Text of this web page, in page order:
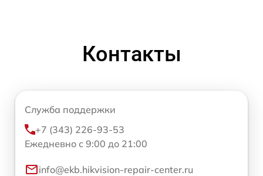
Контакты
Служба поддержки
+7 (343) 226-93-53
Ежедневно с 9:00 до 21:00
info@ekb.hikvision-repair-center.ru